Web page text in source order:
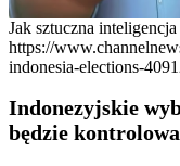
Jak sztuczna
https://
indonesia-elections-
Indonezyjskie
będzie